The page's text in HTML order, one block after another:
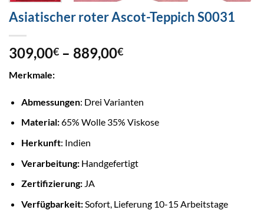
Asiatischer roter Ascot-Teppich S0031
309,00€ – 889,00€Preisspanne:
889,00€
Merkmale:
Abmessungen: Drei Varianten
Material:65% Wolle 35% Viskose
Herkunft: Indien
Verarbeitung: Handgefertigt
Zertifizierung:JA
Verfügbarkeit:Sofort, Lieferung 10-15 Arbeitstage